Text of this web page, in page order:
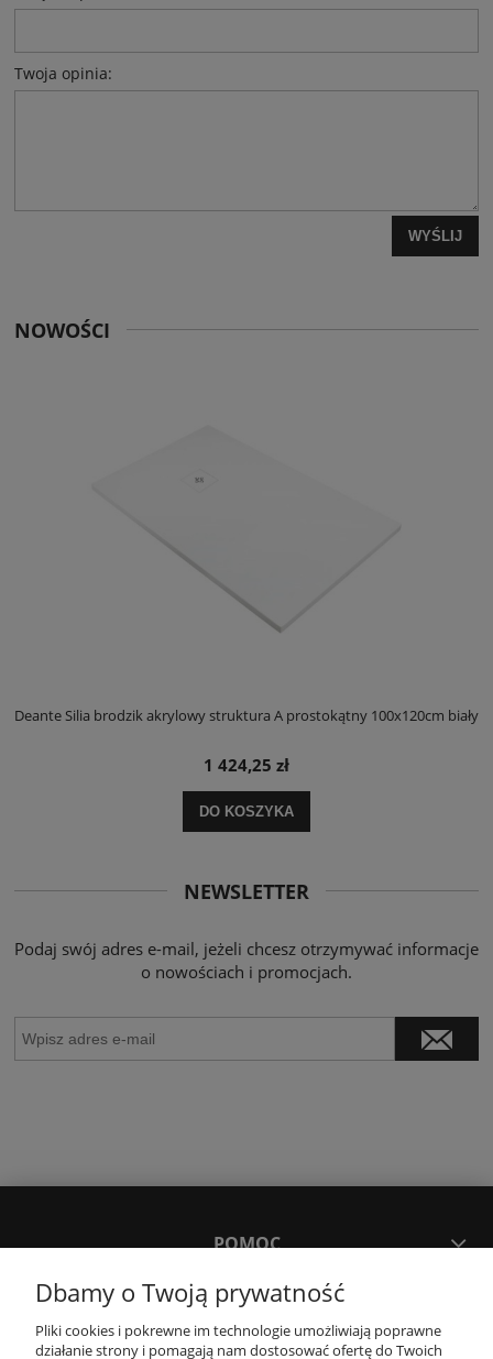
Twoja opinia:
WYŚLIJ
NOWOŚCI
Deante Silia brodzik akrylowy struktura A prostokątny 100x120cm biały
1 424,25 zł
DO KOSZYKA
NEWSLETTER
Podaj swój adres e-mail, jeżeli chcesz otrzymywać informacje
o nowościach i promocjach.
POMOC
MOJE KONTO
Dbamy o Twoją prywatność
Pliki cookies i pokrewne im technologie umożliwiają poprawne
działanie strony i pomagają nam dostosować ofertę do Twoich